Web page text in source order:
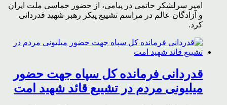
امیر سرلشکر حاتمی در پیامی، از حضور حماسی ملت ایران
و آزادگان عالم در مراسم تشییع پیکر رهبر شهید قدردانی
کرد.
قدردانی فرمانده کل سپاه جهت حضور
میلیونی مردم در تشییع قائد شهید امت